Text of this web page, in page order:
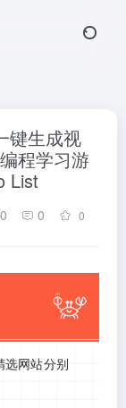
键生成视
程学习游
List
0 0
网站分别